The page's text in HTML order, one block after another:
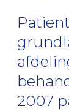
2007